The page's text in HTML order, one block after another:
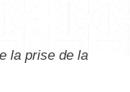
la prise de la